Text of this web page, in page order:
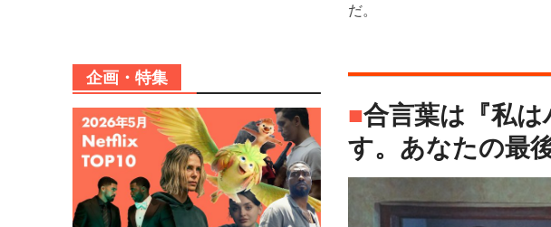
だ。
■合言葉は『私
す。あなたの最
企画・特集